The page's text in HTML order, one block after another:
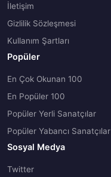
İletişim
Gizlilik Sözleşmesi
Kullanım Şartları
Popüler
En Çok Okunan 100
En Popüler 100
Popüler Yerli Sanatçılar
Popüler Yabancı Sanatçılar
Sosyal Medya
Twitter